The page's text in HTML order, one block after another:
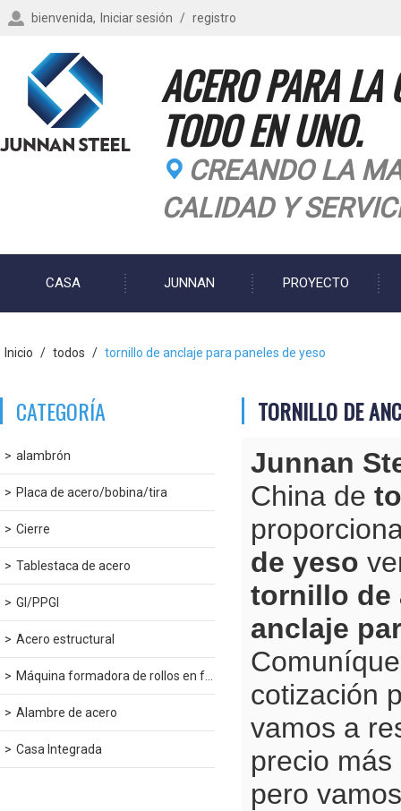
bienvenida, Iniciar sesión / registro
ACERO PARA LA
TODO EN UNO.
CREANDO LA
CALIDAD Y
CASA JUNNAN PROYECTO
Inicio / todos / tornillo de anclaje para paneles de yeso
CATEGORÍA
alambrón
Placa de acero/bobina/tira
Cierre
Tablestaca de acero
GI/PPGI
Acero estructural
Máquina formadora de rollos en frío
Alambre de acero
Casa Integrada
TORNILLO DE
Junnan
China de
de yeso
tornillo de
anclaje
cotización
vamos a
precio
pero